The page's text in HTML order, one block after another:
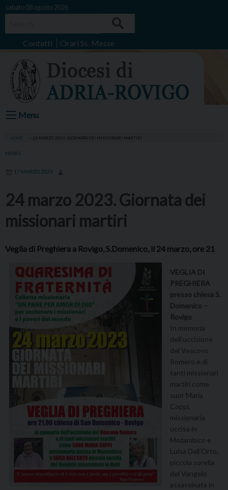
Skip
sabato 08 agosto 2026
Contatti Orari Ss. Messe
Menu
HOME 24 MARZO 2023. GIORNATA DEI MISSIONARI MARTIRI
NEWS
17 MARZO 2023
24 marzo 2023. Giornata dei
missionari martiri
Veglia di Preghiera a Rovigo, S.Domenico, il 24 marzo, ore 21
VEGLIA DI
PREGHIERA
presso chiesa S.
Domenico –
Rovigo
In memoria
dell’uccisione
del Vescovo
Romero e di
tanti missionari
martiri come
suor Maria
Coppi,
missionaria
uccisa in
Mozambico e
Luisa Dall’Orto,
piccola sorella
del Vangelo
assassinata in